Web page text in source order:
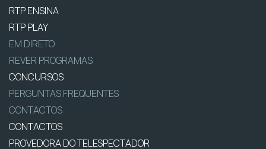
RTP ENSINA
RTP PLAY
EM DIRETO
REVER PROGRAMAS
CONCURSOS
PERGUNTAS FREQUENTES
CONTACTOS
CONTACTOS
PROVEDORA DO TELESPECTADOR